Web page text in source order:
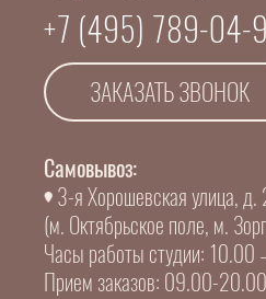
+7 (495) 789-04-
ЗАКАЗАТЬ ЗВОНОК
Самовывоз:
3-я Хорошевская улица, д.
(м. Октябрьское поле, м.
Часы работы студии: 10.00
Прием заказов: 09.00-20.00